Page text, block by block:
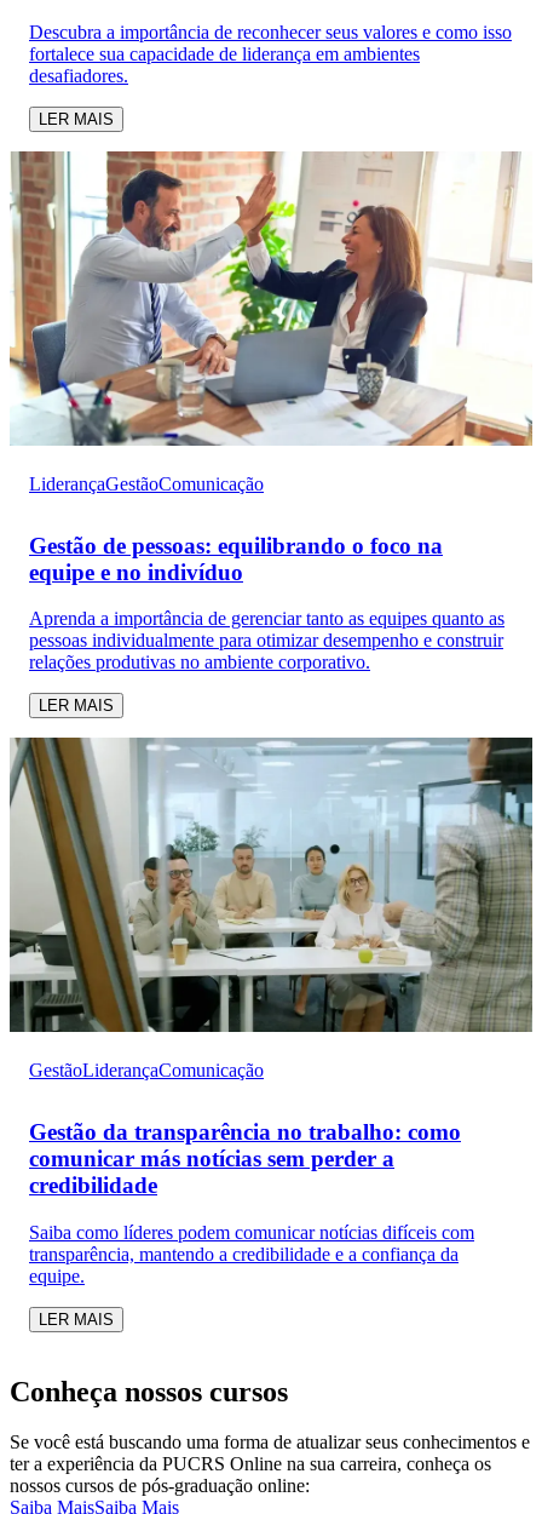
Descubra a importância de reconhecer seus valores e como isso
fortalece sua capacidade de liderança em ambientes
desafiadores.
LER MAIS
LiderançaGestãoComunicação
Gestão de pessoas: equilibrando o foco na
equipe e no indivíduo
Aprenda a importância de gerenciar tanto as equipes quanto as
pessoas individualmente para otimizar desempenho e construir
relações produtivas no ambiente corporativo.
LER MAIS
GestãoLiderançaComunicação
Gestão da transparência no trabalho: como
comunicar más notícias sem perder a
credibilidade
Saiba como líderes podem comunicar notícias difíceis com
transparência, mantendo a credibilidade e a confiança da
equipe.
LER MAIS
Conheça nossos cursos
Se você está buscando uma forma de atualizar seus conhecimentos e
ter a experiência da PUCRS Online na sua carreira, conheça os
nossos cursos de pós-graduação online:
Saiba MaisSaiba Mais